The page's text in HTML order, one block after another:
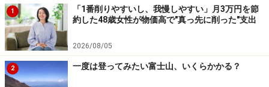
先取り貯金とは、給料が入ったタイミングで、あらかじ
め決めた金額を貯金用の口座に移しておく方法。例え
ば、月2万円を給料日にすぐに別口座へ移すように設定
しておけば、自動的に年間24万円の貯金ができます。
1
「1番削りやすいし、我慢しやすい」月3万円を節
約した48歳女性が物価高で"真っ先に削った"支出
2026/08/05
2 一度は登ってみたい富士山、いくらかかる？